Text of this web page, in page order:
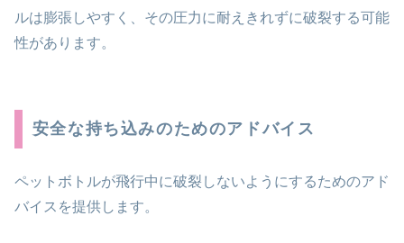
ルは膨張しやすく、その圧力に耐えきれずに破裂する可能
性があります。
安全な持ち込みのためのアドバイス
ペットボトルが飛行中に破裂しないようにするためのアド
バイスを提供します。